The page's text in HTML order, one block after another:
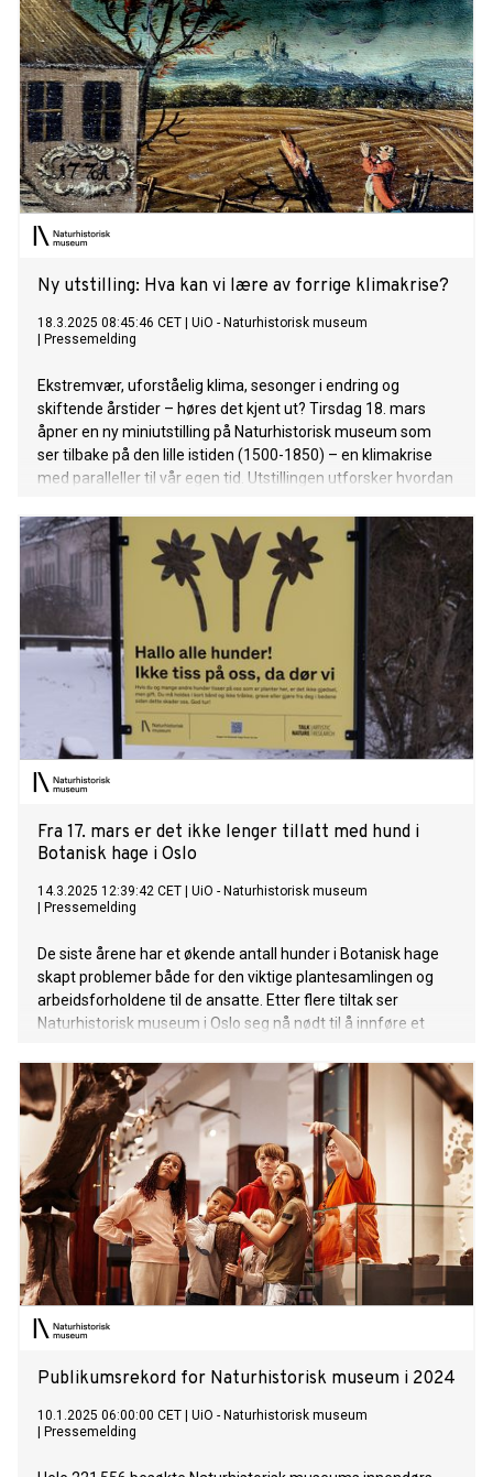
Ny utstilling: Hva kan vi lære av forrige klimakrise?
18.3.2025 08:45:46 CET
UiO - Naturhistorisk museum
Pressemelding
Ekstremvær, uforståelig klima, sesonger i endring og
skiftende årstider – høres det kjent ut? Tirsdag 18. mars
åpner en ny miniutstilling på Naturhistorisk museum som
ser tilbake på den lille istiden (1500-1850) – en klimakrise
med paralleller til vår egen tid. Utstillingen utforsker hvordan
som fulgte, og hvordan kriser kan drive frem ny kunnskap,
samfunnsendringer og innovasjon.
Fra 17. mars er det ikke lenger tillatt med hund i
Botanisk hage i Oslo
14.3.2025 12:39:42 CET
UiO - Naturhistorisk museum
Pressemelding
De siste årene har et økende antall hunder i Botanisk hage
skapt problemer både for den viktige plantesamlingen og
arbeidsforholdene til de ansatte. Etter flere tiltak ser
Naturhistorisk museum i Oslo seg nå nødt til å innføre et
Publikumsrekord for Naturhistorisk museum i 2024
10.1.2025 06:00:00 CET
UiO - Naturhistorisk museum
Pressemelding